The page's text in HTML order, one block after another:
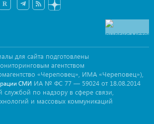
для сайта подготовлены
агентством
«Череповец», ИМА «Череповец»),
СМИ ИА № ФС 77 — 59024 от 18.08.2014
службой по надзору в сфере связи,
и массовых коммуникаций